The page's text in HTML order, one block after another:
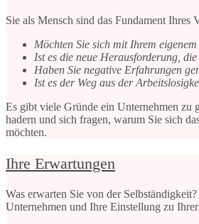
Sie als Mensch sind das Fundament
Möchten Sie sich mit Ihrem
Ist es die neue Herausforderung,
Haben Sie negative Erfahrungen
Ist es der Weg aus der
Es gibt viele Gründe ein Unternehmen zu
hadern und sich fragen, warum Sie sich
möchten.
Ihre Erwartungen
Was erwarten Sie von der
Unternehmen und Ihre Einstellung zu